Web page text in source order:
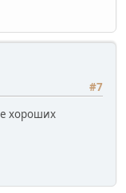
#7
хороших